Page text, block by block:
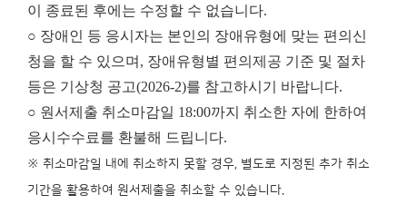
이 종료된 후에는 수정할 수 없습니다.
○ 장애인 등 응시자는 본인의 장애유형에 맞는 편의신
청을 할 수 있으며, 장애유형별 편의제공 기준 및 절차
등은 기상청 공고(2026-2)를 참고하시기 바랍니다.
○ 원서제출 취소마감일 18:00까지 취소한 자에 한하여
응시수수료를 환불해 드립니다.
※ 취소마감일 내에 취소하지 못할 경우, 별도로 지정된 추가 취소
기간을 활용하여 원서제출을 취소할 수 있습니다.